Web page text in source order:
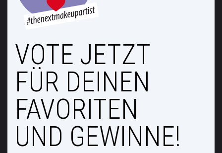
VOTE JETZT
FÜR DEINEN
FAVORITEN
UND GEWINNE!